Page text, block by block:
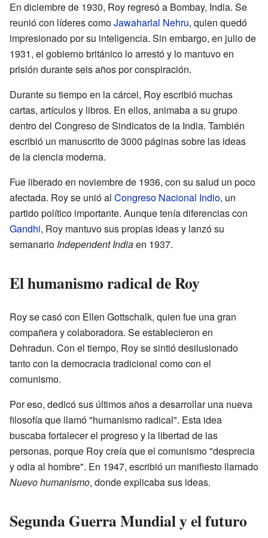
En diciembre de 1930, Roy regresó a Bombay, India. Se
reunió con líderes comoJawaharlal Nehru, quien quedó
impresionado por su inteligencia. Sin embargo, en julio de
1931, el gobierno británico lo arrestó y lo mantuvo en
prisión durante seis años por conspiración.
Durante su tiempo en la cárcel, Roy escribió muchas
cartas, artículos y libros. En ellos, animaba a su grupo
dentro del Congreso de Sindicatos de la India. También
escribió un manuscrito de 3000 páginas sobre las ideas
de la ciencia moderna.
Fue liberado en noviembre de 1936, con su salud un poco
afectada. Roy se unió al Congreso Nacional Indio, un
partido político importante. Aunque tenía diferencias con
Gandhi, Roy mantuvo sus propias ideas y lanzó su
semanario Independent Indiaen 1937.
El humanismo radical de Roy
Roy se casó con Ellen Gottschalk, quien fue una gran
compañera y colaboradora. Se establecieron en
Dehradun. Con el tiempo, Roy se sintió desilusionado
tanto con la democracia tradicional como con el
comunismo.
Por eso, dedicó sus últimos años a desarrollar una nueva
filosofía que llamó "humanismo radical". Esta idea
buscaba fortalecer el progreso y la libertad de las
personas, porque Roy creía que el comunismo "desprecia
y odia al hombre". En 1947, escribió un manifiesto llamado
Nuevo humanismo, donde explicaba sus ideas.
Segunda Guerra Mundial y el futuro